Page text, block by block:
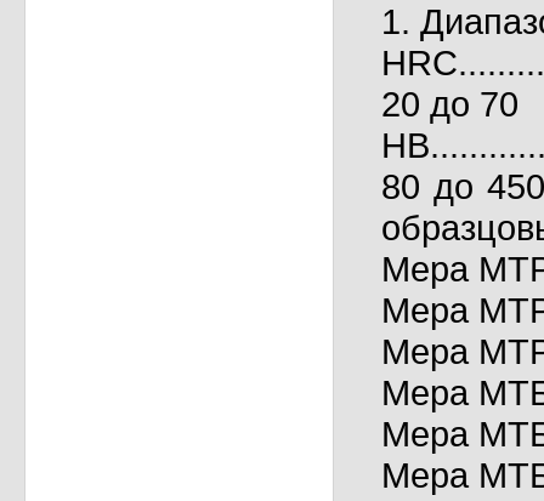
1.
20 до 70
80 до
Мера МТР
Мера МТР
Мера МТР
Мера
Мера
Мера